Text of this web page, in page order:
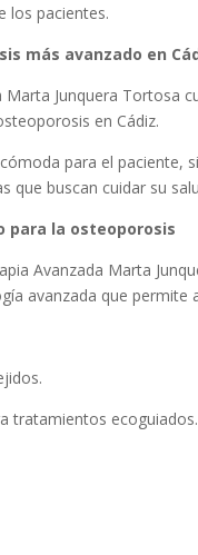
los pacientes.
más avanzado en
Marta Junquera Tortosa
en Cádiz.
para el paciente,
que buscan cuidar su
para la osteoporosis
Avanzada Marta
avanzada que
tratamientos ecoguiados.